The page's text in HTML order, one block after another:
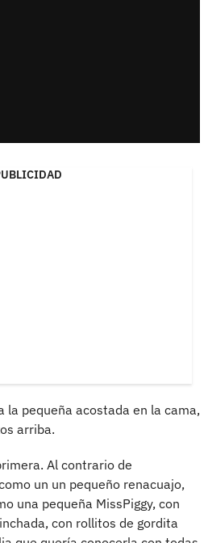
la pequeña acostada en la cama,
arriba.
Al contrario de
un un pequeño renacuajo,
una pequeña MissPiggy, con
con rollitos de gordita